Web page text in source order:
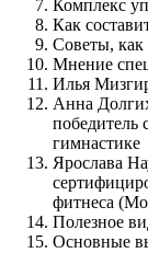
Комплекс
Как
Советы, как
Мнение
Илья
Анна
победитель
гимнастике
Ярослава
фитнеса
Полезное
Основные